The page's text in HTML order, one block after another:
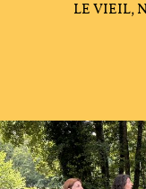
LE VIEIL,